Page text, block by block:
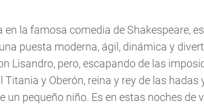
en la famosa comedia de Shakespeare,
puesta moderna, ágil, dinámica y
Lisandro, pero, escapando de las
Titania y Oberón, reina y rey de las
un pequeño niño. Es en estas noches de